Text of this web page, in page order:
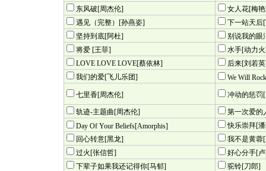
东风破[周杰伦]
女人花[梅
遇见（完整）[孙燕姿]
下一站天后
坚持到底[阿杜]
别说我的眼
将爱 [王菲]
水手[动力
LOVE LOVE LOVE[蔡依林]
后来[刘若
我们的爱[飞儿乐团]
We Will
七里香[周杰伦] 冲动的惩罚
轨迹-主题曲[周杰伦]
第一次爱的
Day Of Your Beliefs[Amorphis]
快乐崇拜[
回心转意[黑龙]
我不是黄蓉
过火[张信哲]
好心分手[
下辈子如果我还记得你[马郁]
驼铃[刀郎]